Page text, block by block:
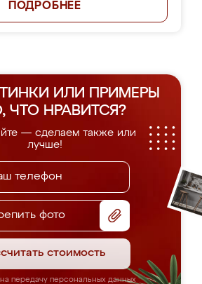
ПОДРОБНЕЕ
ИЛИ ПРИМЕРЫ
ЧТО НРАВИТСЯ?
— сделаем также или
лучше!
фото
стоимость
передачу персональных данных